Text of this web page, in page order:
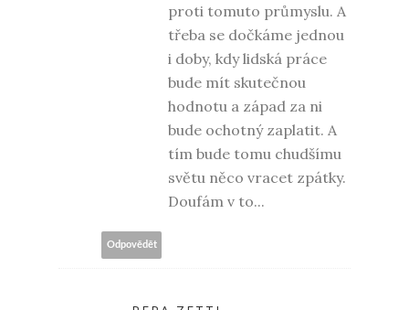
proti tomuto průmyslu. A
třeba se dočkáme jednou
i doby, kdy lidská práce
bude mít skutečnou
hodnotu a západ za ni
bude ochotný zaplatit. A
tím bude tomu chudšímu
světu něco vracet zpátky.
Doufám v to...
Odpovědět